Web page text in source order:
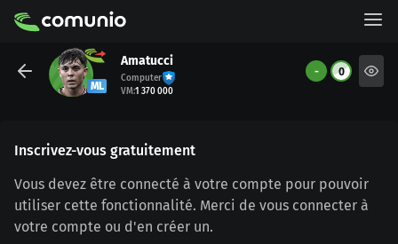
ML
Amatucci
Computer
VM:1 370 000
- 0
Inscrivez-vous gratuitement
Vous devez être connecté à votre compte pour pouvoir
utiliser cette fonctionnalité. Merci de vous connecter à
votre compte ou d'en créer un.